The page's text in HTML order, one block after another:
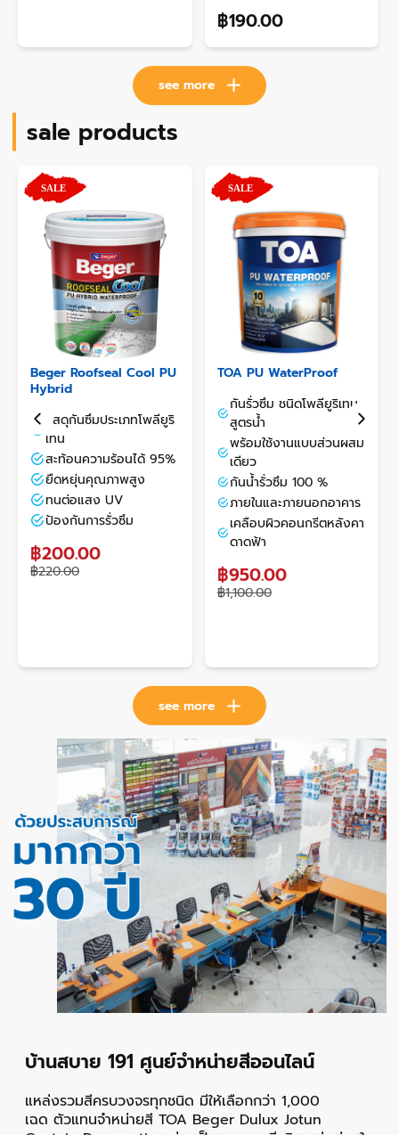
฿190.00
see more
sale products
Beger Roofseal Cool PU
Hybrid
วัสดุกันซึมประเภทโพลียูริ
เทน
สะท้อนความร้อนได้ 95%
ยืดหยุ่นคุณภาพสูง
ทนต่อแสง UV
ป้องกันการรั่วซึม
฿200.00
฿220.00
TOA PU WaterProof
กันรั่วซึม ชนิดโพลียูริเทน
สูตรน้ำ
พร้อมใช้งานแบบส่วนผสม
เดียว
กันน้ำรั่วซึม 100 %
ภายในและภายนอกอาคาร
เคลือบผิวคอนกรีตหลังคา
ดาดฟ้า
฿950.00
฿1,100.00
see more
บ้านสบาย 191 ศูนย์จำหน่ายสีออนไลน์
แหล่งรวมสีครบวงจรทุกชนิด มีให้เลือกกว่า 1,000
เฉด ตัวแทนจำหน่ายสี TOA Beger Dulux Jotun